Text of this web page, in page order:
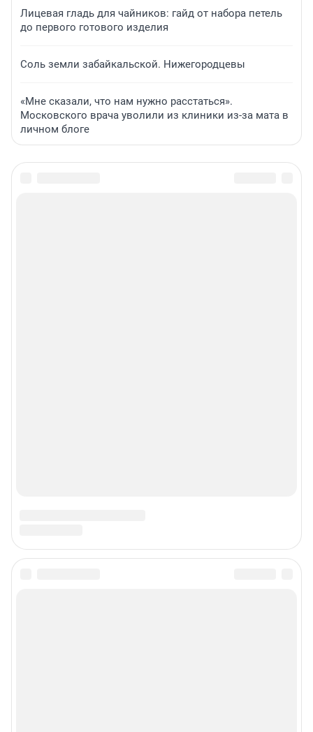
Лицевая гладь для чайников: гайд от набора петель
до первого готового изделия
Соль земли забайкальской. Нижегородцевы
«Мне сказали, что нам нужно расстаться».
Московского врача уволили из клиники из-за мата в
личном блоге